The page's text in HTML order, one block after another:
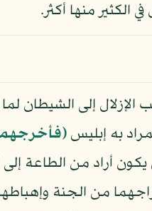
الكثير منها أكثر.
إلى الشيطان
به إبليس
أراد من الطاعة
من الجنة